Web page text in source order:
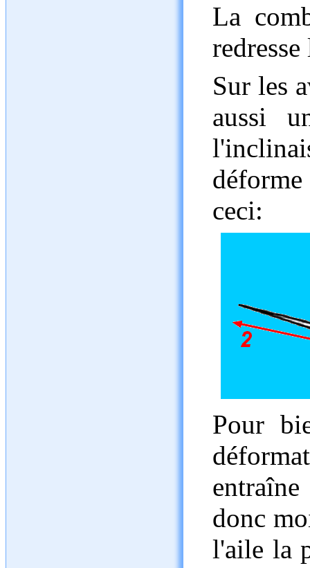
La
Sur les
aussi
ceci:
Pour
donc
l'aile la